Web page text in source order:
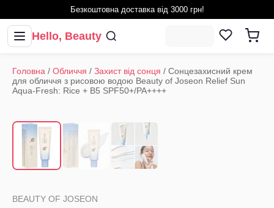
Безкоштовна доставка від 3000 грн!
Hello, Beauty
Головна / Обличчя / Захист від сонця / Сонцезахисний крем
для обличчя з рисовою водою Beauty of Joseon Relief Sun
Aqua-Fresh: Rice + B5 SPF50+/PA++++
BEAUTY OF JOSEON